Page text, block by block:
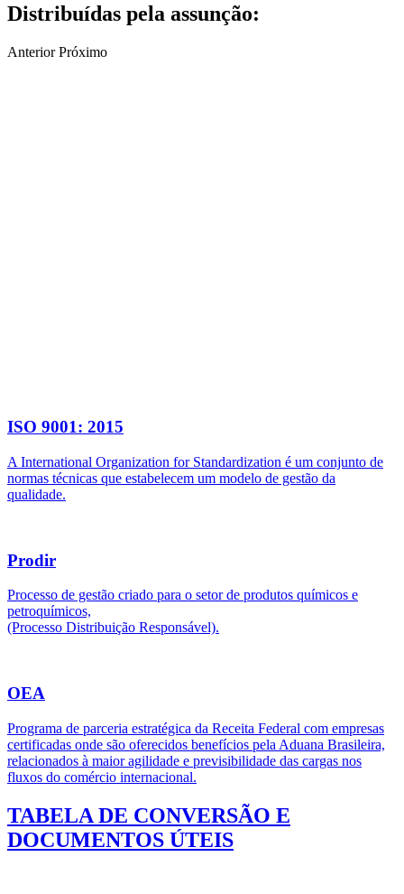
Distribuídas pela assunção:
Anterior Próximo
ISO 9001: 2015
A International Organization for Standardization é um conjunto de
normas técnicas que estabelecem um modelo de gestão da
qualidade.
Prodir
Processo de gestão criado para o setor de produtos químicos e
petroquímicos,
(Processo Distribuição Responsável).
OEA
Programa de parceria estratégica da Receita Federal com empresas
certificadas onde são oferecidos benefícios pela Aduana Brasileira,
relacionados à maior agilidade e previsibilidade das cargas nos
fluxos do comércio internacional.
TABELA DE CONVERSÃO E
DOCUMENTOS ÚTEIS